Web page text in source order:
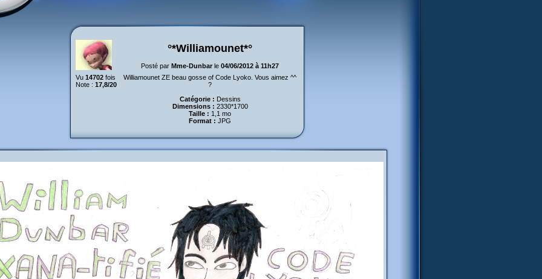
°*Williamounet*°
Posté par Mme-Dunbar le 04/06/2012 à 11h27
Vu 14702fois
Note : 17,8/20
Williamounet ZE beau gosse of Code Lyoko. Vous aimez ^^
?
Catégorie : Dessins
Dimensions : 2330*1700
Taille : 1,1 mo
Format : JPG